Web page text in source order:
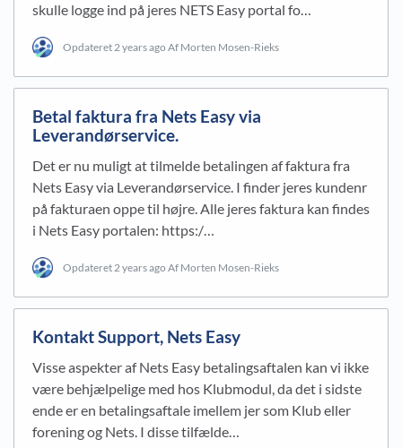
skulle logge ind på jeres NETS Easy portal fo…
Opdateret2 years ago Af Morten Mosen-Rieks
Betal faktura fra Nets Easy via
Leverandørservice.
Det er nu muligt at tilmelde betalingen af faktura fra
Nets Easy via Leverandørservice. I finder jeres kundenr
på fakturaen oppe til højre. Alle jeres faktura kan findes
i Nets Easy portalen: https:/…
Opdateret2 years ago Af Morten Mosen-Rieks
Kontakt Support, Nets Easy
Visse aspekter af Nets Easy betalingsaftalen kan vi ikke
være behjælpelige med hos Klubmodul, da det i sidste
ende er en betalingsaftale imellem jer som Klub eller
forening og Nets. I disse tilfælde…